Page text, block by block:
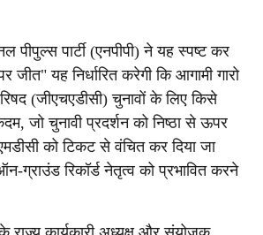
पीपुल्स पार्टी (एनपीपी) ने यह स्पष्ट कर
जीत" यह निर्धारित करेगी कि आगामी गारो
(जीएचएडीसी) चुनावों के लिए किसे
जो चुनावी प्रदर्शन को निष्ठा से ऊपर
को टिकट से वंचित कर दिया जा
ग्राउंड रिकॉर्ड नेतृत्व को प्रभावित करने